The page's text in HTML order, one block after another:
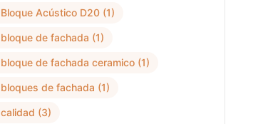
Bloque Acústico D20(1)
bloque de fachada (1)
bloque de fachada ceramico(1)
bloques de fachada (1)
calidad (3)